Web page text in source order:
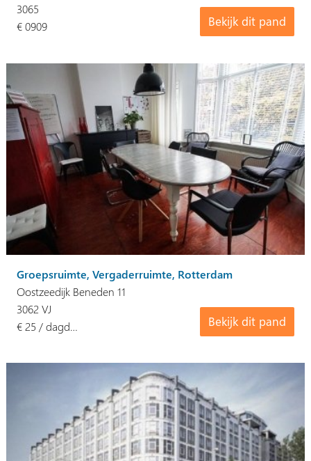
Bekijk dit pand
3065
€ 0909
Groepsruimte, Vergaderruimte, Rotterdam
Oostzeedijk Beneden 11
Bekijk dit pand
3062 VJ
€ 25 / dagd…